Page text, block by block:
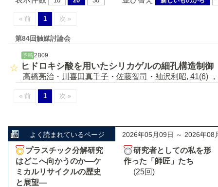
« 前 1 次 »
第84回触媒討論会
予稿 2B09
ヒドロキシ酸を用いたシリカゲルの細孔構造制御
高橋亮治 ・ 川喜田真千子 ・ 佐藤智司 ・ 袖沢利昭, 41(6)
« 前 1 次 »
よく読まれているページ 2026年05月09日 ～ 2026年08
プラスチック分解研究
はどこへ向かうのか―ケ
ミカルリサイクルの歴史
と展望―
研究者としての私を形
作った「師匠」たち
(25回)